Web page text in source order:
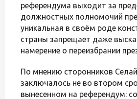
референдума выходит за
должностных полномочий
уникальная в своём роде
страны запрещает даже
намерение о переизбрании
По мнению сторонников
заключалось не во втором
вынесенном на референдум: